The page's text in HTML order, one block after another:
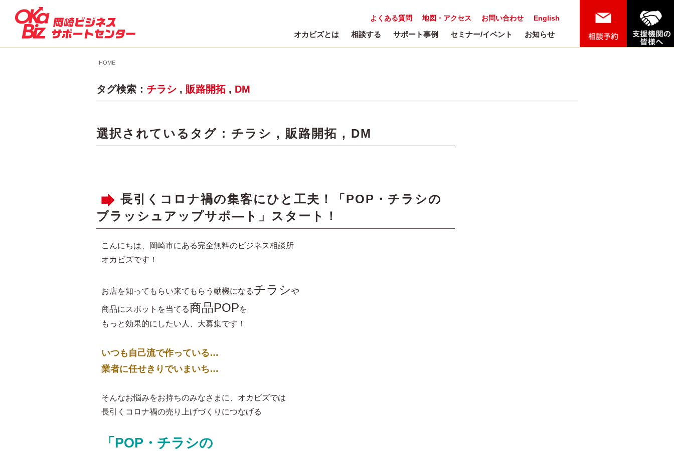
English
お問い合わせ
地図・アクセス
よくある質問
オカビズとは 相談する サポート事例 セミナー/イベント お知らせ
HOME
タグ検索： チラシ , 販路開拓 , DM
選択されているタグ : チラシ , 販路開拓 , DM
長引くコロナ禍の集客にひと工夫！「POP・チラシの
ブラッシュアップサポ―ト」スタート！
こんにちは、岡崎市にある完全無料のビジネス相談所
オカビズです！
お店を知ってもらい来てもらう動機になるチラシや
商品にスポットを当てる商品POPを
もっと効果的にしたい人、大募集です！
いつも自己流で作っている…
業者に任せきりでいまいち…
そんなお悩みをお持ちのみなさまに、オカビズでは
長引くコロナ禍の売り上げづくりにつなげる
「POP・チラシの